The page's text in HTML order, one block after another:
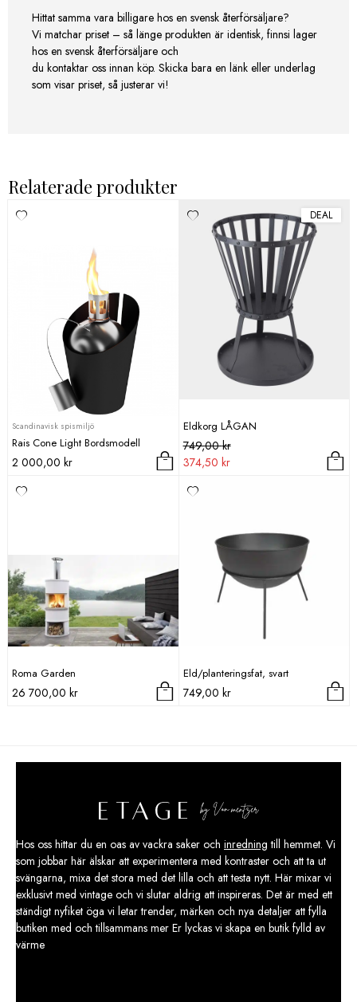
Hittat samma vara billigare hos en svensk återförsäljare?
Vi matchar priset – så länge produkten är identisk, finnsi lager
hos en svensk återförsäljare och
du kontaktar oss innan köp. Skicka bara en länk eller underlag
som visar priset, så justerar vi!
Relaterade produkter
Scandinavisk spismiljö
Rais Cone Light Bordsmodell
2 000,00 kr
DEAL
Eldkorg LÅGAN
749,00kr
Det
ursprungliga
var:
374,50 kr
Det
nuvarande
är:
Roma Garden
26 700,00 kr
Eld/planteringsfat, svart
749,00 kr
Hos oss hittar du en oas av vackra saker och inredning till hemmet. Vi
som jobbar här älskar att experimentera med kontraster och att ta ut
svängarna, mixa det stora med det lilla och att testa nytt. Här mixar vi
exklusivt med vintage och vi slutar aldrig att inspireras. Det är med ett
ständigt nyfiket öga vi letar trender, märken och nya detaljer att fylla
butiken med och tillsammans mer Er lyckas vi skapa en butik fylld av
värme